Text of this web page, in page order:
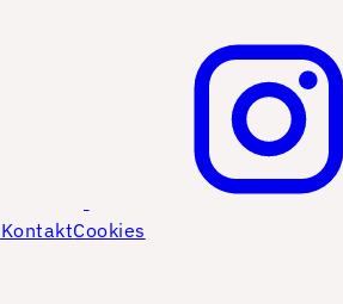
KontaktCookies